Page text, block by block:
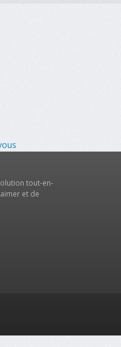
tout-en-
et de